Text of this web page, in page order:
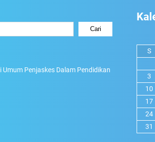
Cari
Umum Penjaskes Dalam Pendidikan
S
3
10
17
24
31